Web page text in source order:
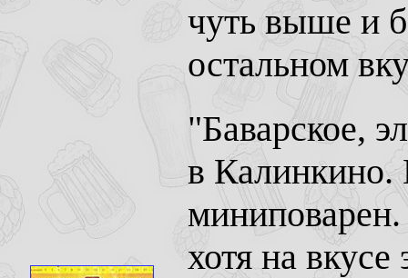
чуть выше и
остальном
"Баварское,
в Калинкино.
хотя на